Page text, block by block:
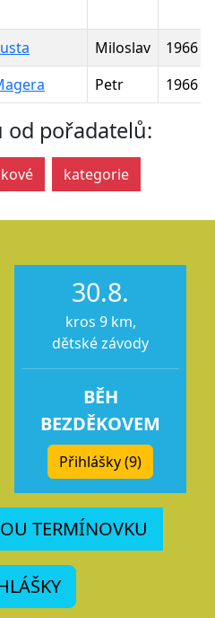
Miloslav
1966
Petr 1966
od pořadatelů:
kategorie
30.8.
kros 9 km,
dětské závody
BĚH
BEZDĚKOVEM
Přihlášky (9)
TERMÍNOVKU